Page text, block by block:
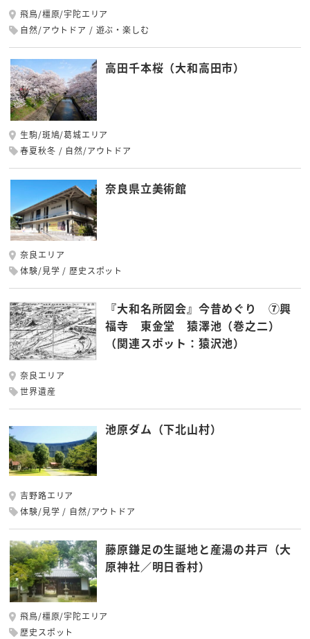
飛鳥/橿原/宇陀エリア
自然/アウトドア
遊ぶ・楽しむ
高田千本桜（大和高田市）
生駒/斑鳩/葛城エリア
春夏秋冬
自然/アウトドア
奈良県立美術館
奈良エリア
体験/見学
歴史スポット
『大和名所図会』今昔めぐり ⑦興
福寺 東金堂 猿澤池（巻之二）
（関連スポット：猿沢池）
奈良エリア
世界遺産
池原ダム（下北山村）
吉野路エリア
体験/見学
自然/アウトドア
藤原鎌足の生誕地と産湯の井戸（大
原神社／明日香村）
飛鳥/橿原/宇陀エリア
歴史スポット